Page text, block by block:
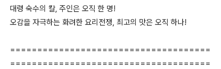
대령 숙수의 칼, 주인은 오직 한 명!
오감을 자극하는 화려한 요리전쟁, 최고의 맛은 오직 하나!
=====================================
=====================================